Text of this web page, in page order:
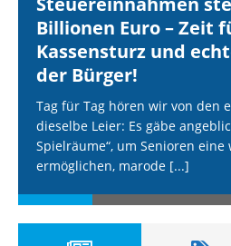
Billionen Euro – Zeit
Kassensturz und
der Bürger!
Tag für Tag hören wir von den
dieselbe Leier: Es gäbe
Spielräume“, um Senioren
ermöglichen, marode [...]